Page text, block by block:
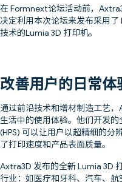
在 Formnext论坛活动前，
决定利用本次论坛来发布采用了
技术的Lumia 3D 打印机。
改善用户的日常体
通过前沿技术和增材制造工艺
生活中的使用体验。他们开发
(HPS) 可以让用户以超精细的分
了打印速度和产品表面质量。
Axtra3D 发布的全新 Lumia 3D
行业：如医疗和牙科、汽车、航